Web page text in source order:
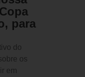
para
do
os
em